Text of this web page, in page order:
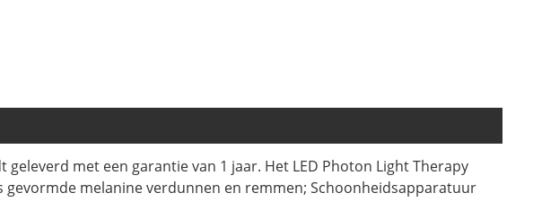
met een garantie van 1 jaar. Het LED Photon Light Therapy
melanine verdunnen en remmen; Schoonheidsapparatuur